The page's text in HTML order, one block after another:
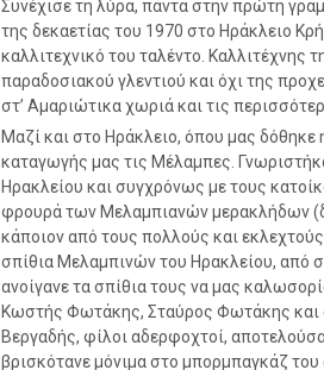
Συνέχισε τη λύρα, πάντα στην πρώτη
της δεκαετίας του 1970 στο Ηράκλειο
καλλιτεχνικό του ταλέντο. Καλλιτέχνης
παραδοσιακού γλεντιού και όχι της
στ’ Αμαριώτικα χωριά και τις
Μαζί και στο Ηράκλειο, όπου μας δόθηκε
καταγωγής μας τις Μέλαμπες.
Ηρακλείου και συγχρόνως με τους
φρουρά των Μελαμπιανών μερακλήδων
κάποιον από τους πολλούς και
σπίθια Μελαμπινών του Ηρακλείου, από
ανοίγανε τα σπίθια τους να μας
Κωστής Φωτάκης, Σταύρος Φωτάκης και
Βεργαδής, φίλοι αδερφοχτοί,
βρισκότανε μόνιμα στο μπορμπαγκάζ